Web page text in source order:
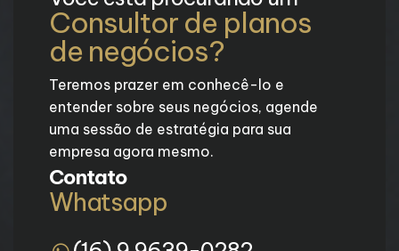
Consultor de planos
de negócios?
Teremos prazer em conhecê-lo e
entender sobre seus negócios, agende
uma sessão de estratégia para sua
empresa agora mesmo.
Contato
Whatsapp